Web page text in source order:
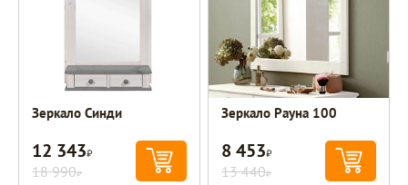
Зеркало Синди
12 343Р
18 990Р
Зеркало Рауна 100
8 453Р
13 440Р